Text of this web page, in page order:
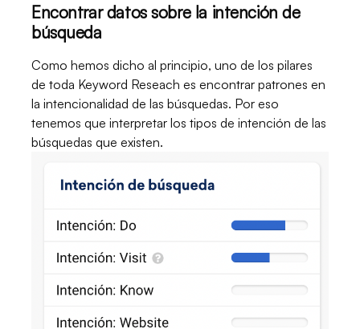
Encontrar datos sobre la intención de
búsqueda
Como hemos dicho al principio, uno de los pilares
de toda Keyword Reseach es encontrar patrones en
la intencionalidad de las búsquedas. Por eso
tenemos que interpretar los tipos de intención de las
búsquedas que existen.